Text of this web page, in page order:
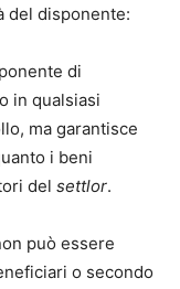
del disponente:
di
in qualsiasi
ma garantisce
i beni
del settlor.
può essere
o secondo